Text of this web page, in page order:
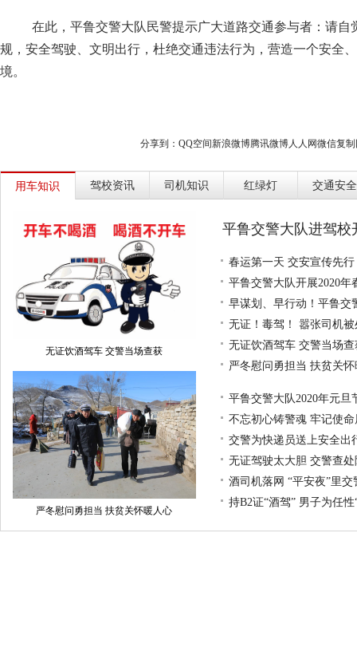
在此，平鲁交警大队民警提示广大道路交通参与者：请自
规，安全驾驶、文明出行，杜绝交通违法行为，营造一个安全
境。
分享到： QQ空间新浪微博腾讯微博人人网微信复
用车知识 驾校资讯 司机知识 红绿灯 交通安全
无证饮酒驾车 交警当场查获
严冬慰问勇担当 扶贫关怀暖人心
平鲁交警大队进驾
春运第一天 交安宣传先行
平鲁交警大队开展2020年
早谋划、早行动！平鲁交
无证！毒驾！ 嚣张司机被
无证饮酒驾车 交警当场查
严冬慰问勇担当 扶贫关
平鲁交警大队2020年元旦
不忘初心铸警魂 牢记使
交警为快递员送上安全出
无证驾驶太大胆 交警查
酒司机落网 “平安夜”里交
持B2证“酒驾” 男子为任性